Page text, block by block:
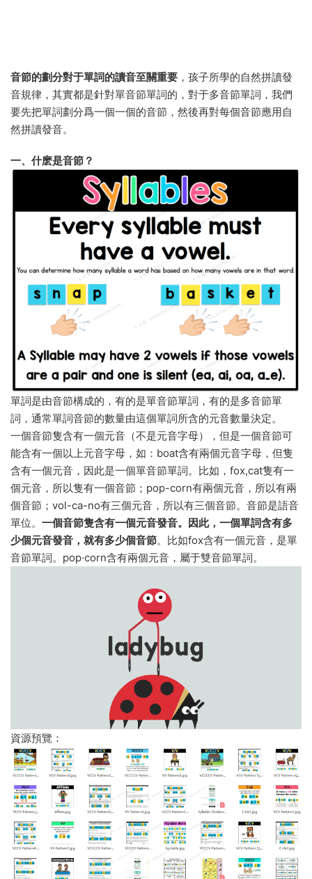
音節的劃分對于單詞的讀音至關重要 ，孩子所學的自然拼讀發
音規律，其實都是針對單音節單詞的，對于多音節單詞，我們
要先把單詞劃分爲一個一個的音節，然後再對每個音節應用自
然拼讀發音。
一、什麽是音節？
單詞是由音節構成的，有的是單音節單詞，有的是多音節單
詞，通常單詞音節的數量由這個單詞所含的元音數量決定。
一個音節隻含有一個元音（不是元音字母），但是一個音節可
能含有一個以上元音字母，如：boat含有兩個元音字母，但隻
含有一個元音，因此是一個單音節單詞。比如，fox,cat隻有一
個元音，所以隻有一個音節；pop-corn有兩個元音，所以有兩
個音節；vol-ca-no有三個元音，所以有三個音節。音節是語音
單位。 一個音節隻含有一個元音發音。因此，一個單詞含有多
少個元音發音，就有多少個音節。比如fox含有一個元音，是單
音節單詞。pop·corn含有兩個元音，屬于雙音節單詞。
資源預覽：